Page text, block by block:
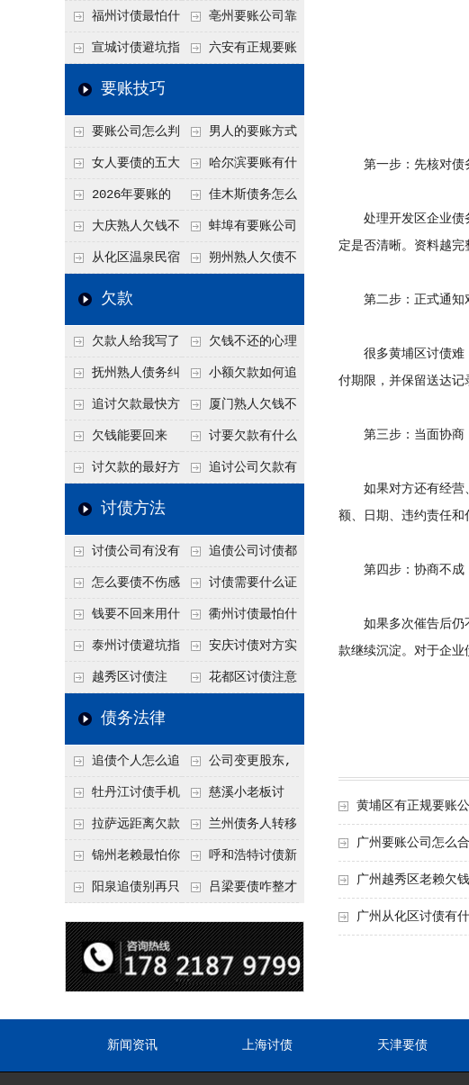
他后路堵死
26年合法追债经验总
结！
不沾风险？
还？ 何有效讨债？合法追
债四步秘籍
福州讨债最怕什
么？2026年这两个关
键细节，做错就很难
亳州要账公司靠
谱吗？合法讨债四步
宣城讨债避坑指
南：2026年这2个细
回！
六安有正规要账
要账技巧
要账公司怎么判
断这个案子能不能
接？接案评估的标准
男人的要账方式
是什么呢？
女人要债的五大
绝招,轻松搞定
哈尔滨要账有什
么合法手段？2026年
最新追账方式总结！
2026年要账的
七个小方法
佳木斯债务怎么
追回呢？2026年成功
要账就用这2招
大庆熟人欠钱不
还躲猫猫？2026年这
个“诉前调解”成功率
蚌埠有要账公司
吗？2026年这3个方
从化区温泉民宿
老板借钱不还？2026
施压，立马主动结清
朔州熟人欠债不
死账变活
欠款
欠款人给我写了
还款计划书有用吗？
书面承诺的法律效力
欠钱不还的心理
是什么？读懂欠款人
的心态催收事半功倍
抚州熟人债务纠
纷咋办？这一招好开
口
小额欠款如何追
讨
追讨欠款最快方
法是什么？
厦门熟人欠钱不
还？2026年合法秘
籍！
欠钱能要回来
吗？
讨要欠款有什么
好办法
讨欠款的最好方 追讨公司欠款有
讨债方法
讨债公司有没有
行业协会？正规机构
的行业自律和认证
追债公司讨债都
有哪些手段
怎么要债不伤感
情？
讨债需要什么证
据
钱要不回来用什
么方法要回来
衢州讨债最怕什
么？2026年这两个关
键细节，做错就很难
泰州讨债避坑指
南：2026年这2个细
节不注意，钱很难要
安庆讨债对方实
在没钱咋办？
越秀区讨债注
意！没有借条只有微
把钱要回来
花都区讨债注意
节点”催收最有效
债务法律
追债个人怎么追
回呢？2026年最新绝
招选择！
公司变更股东,
变更前的债权债务谁
承担
牡丹江讨债手机
搞定：2026年线上立
案追债全流程，足不
出户
慈溪小老板讨
债，2026年这2个本
地行业协会出面，比
法院传票快
拉萨远距离欠款
对方在牧区联系不
上，2026年委托当地
兰州债务人转移
财产后申请破产，20
26年破产程序里还能
锦州老赖最怕你
懂这1条，2026
罪”详解，能判刑
呼和浩特讨债新
招：2026年用“律师
成本低见效快
阳泉追债别再只
类隐形财产（公积
金、保单）也能执行
吕梁要债咋整才
调解渠道，比找公司
强
第一步：先核对债
处理开发区企业债务
定是否清晰。资料越完
第二步：正式通知
很多黄埔区讨债难，
付期限，并保留送达记
第三步：当面协商
如果对方还有经营、
额、日期、违约责任和
第四步：协商不成
如果多次催告后仍不
款继续沉淀。对于企业
黄埔区有正规要账
广州要账公司怎么
广州越秀区老赖欠
广州从化区讨债有
新闻资讯 上海讨债 天津要债